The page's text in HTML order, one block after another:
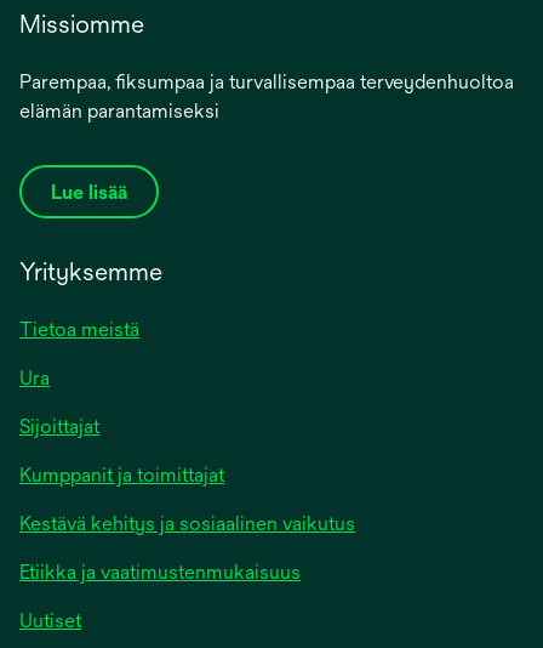
Missiomme
Parempaa, fiksumpaa ja turvallisempaa terveydenhuoltoa
elämän parantamiseksi
Lue lisää
Yrityksemme
Tietoa meistä
Ura
Sijoittajat
Kumppanit ja toimittajat
Kestävä kehitys ja sosiaalinen vaikutus
Etiikka ja vaatimustenmukaisuus
Uutiset